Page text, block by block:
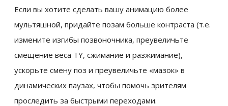
Если вы хотите сделать вашу анимацию более
мультяшной, придайте позам больше контраста (т.е.
измените изгибы позвоночника, преувеличьте
смещение веса TY, сжимание и разжимание),
ускорьте смену поз и преувеличьте «мазок» в
динамических паузах, чтобы помочь зрителям
проследить за быстрыми переходами.